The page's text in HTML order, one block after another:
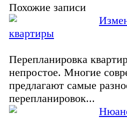
Похожие записи
квартиры
Перепланировка
непростое. Многие
предлагают самые
перепланировок...